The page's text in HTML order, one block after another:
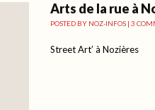
Arts de la rue à
POSTED BY NOZ-INFOS | 3
Street Art’ à Nozières